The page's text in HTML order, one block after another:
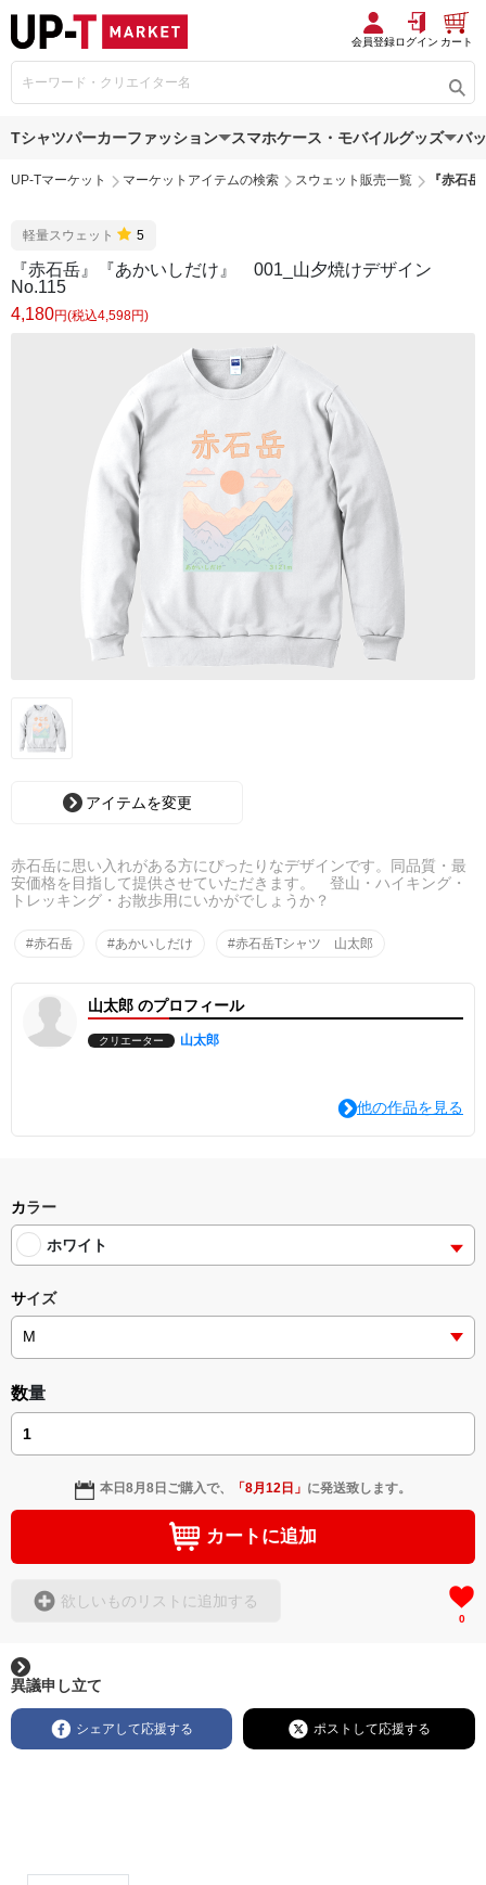
会員登録ログイン カート
Tシャツパーカーファッション スマホケース・モバイルグッズ バ
UP-Tマーケット マーケットアイテムの検索 スウェット販売一覧 『赤石
軽量スウェット 5
『赤石岳』『あかいしだけ』 001_山夕焼けデザイン
No.115
4,180円(税込4,598円)
アイテムを変更
赤石岳に思い入れがある方にぴったりなデザインです。同品質・最
安価格を目指して提供させていただきます。 登山・ハイキング・
トレッキング・お散歩用にいかがでしょうか？
#赤石岳 #あかいしだけ #赤石岳Tシャツ 山太郎
山太郎 のプロフィール
クリエーター 山太郎
他の作品を見る
カラー
ホワイト
サイズ
数量
本日8月8日 ご購入で、 「8月12日 」 に発送致します。
カートに追加
欲しいものリストに追加する
0
異議申し立て
シェアして応援する ポストして応援する